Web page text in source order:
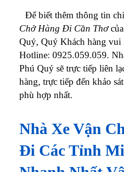
Để biết thêm thông tin
Chở Hàng Đi Cần Thơ
Quý, Quý Khách hàng vui
Hotline: 0925.059.059.
Phú Quý sẽ trực tiếp liên
hàng, trực tiếp đến khảo
phù hợp nhất.
Nhà Xe Vận
Đi Các Tỉnh